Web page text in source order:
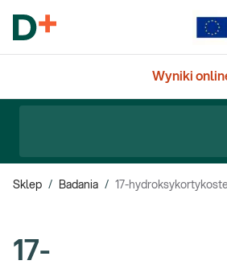
Wyniki
Sklep / Badania / 17-
17-